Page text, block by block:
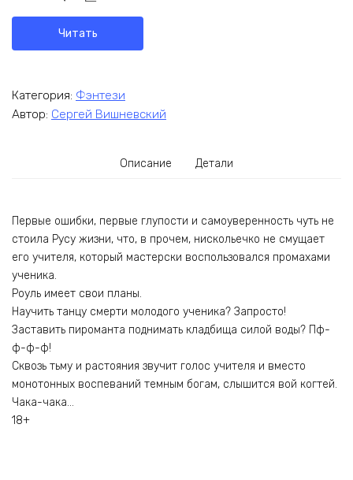
Читать
Категория: Фэнтези
Автор: Сергей Вишневский
Описание Детали
Первые ошибки, первые глупости и самоуверенность чуть не
стоила Русу жизни, что, в прочем, нискольечко не смущает
его учителя, который мастерски воспользовался промахами
ученика.
Роуль имеет свои планы.
Научить танцу смерти молодого ученика? Запросто!
Заставить пироманта поднимать кладбища силой воды? Пф-
ф-ф-ф!
Сквозь тьму и растояния звучит голос учителя и вместо
монотонных воспеваний темным богам, слышится вой когтей.
Чака-чака…
18+